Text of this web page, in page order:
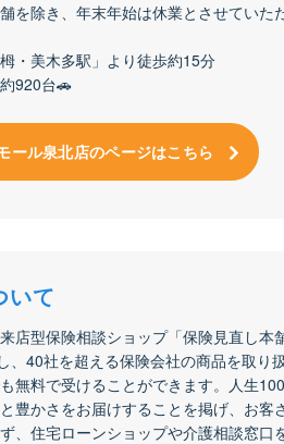
を除き、年末年始は休業とさせていた
・美木多駅」より徒歩約15分
920台🚗
ール泉北店のページはこちら
いて
店型保険相談ショップ「保険見直し本
、40社を超える保険会社の商品を取
無料で受けることができます。人生
豊かさをお届けすることを掲げ、お
、住宅ローンショップや介護相談窓口